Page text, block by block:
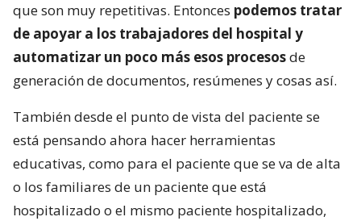
que son muy repetitivas. Entonces podemos tratar
de apoyar a los trabajadores del hospital y
automatizar un poco más esos procesosde
generación de documentos, resúmenes y cosas así.
También desde el punto de vista del paciente se
está pensando ahora hacer herramientas
educativas, como para el paciente que se va de alta
o los familiares de un paciente que está
hospitalizado o el mismo paciente hospitalizado,